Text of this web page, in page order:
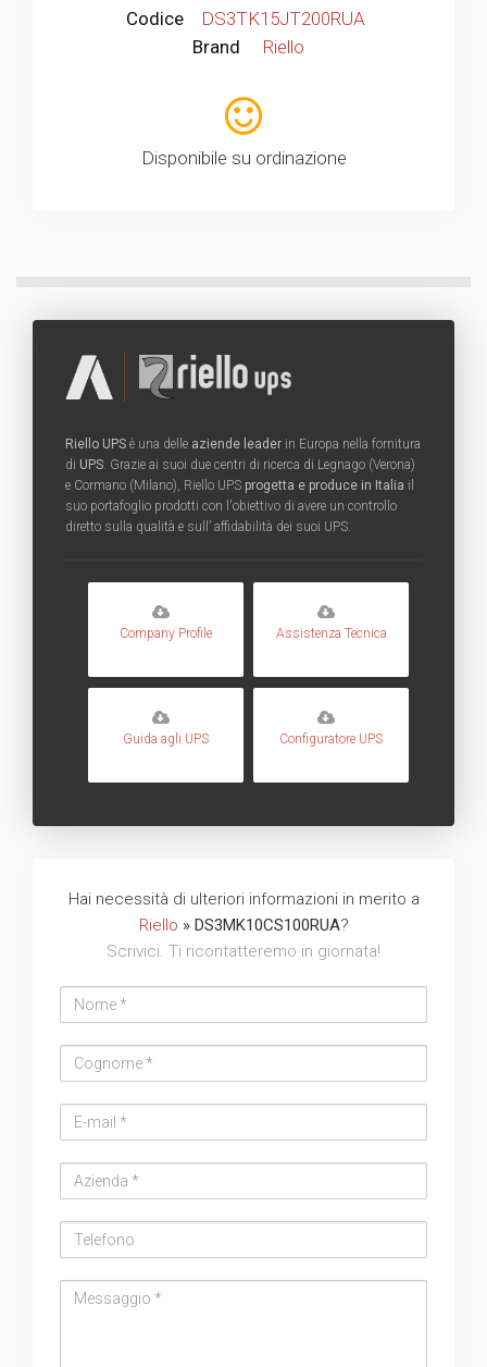
Codice
DS3TK15JT200RUA
Brand
Riello
Disponibile su ordinazione
Riello UPS è una delle aziende leader in Europa nella fornitura
di UPS. Grazie ai suoi due centri di ricerca di Legnago (Verona)
e Cormano (Milano), Riello UPS progetta e produce in Italia il
suo portafoglio prodotti con l'obiettivo di avere un controllo
diretto sulla qualità e sull’ affidabilità dei suoi UPS.
Company Profile Assistenza Tecnica
Guida agli UPS Configuratore UPS
Hai necessità di ulteriori informazioni in merito a
Riello » DS3MK10CS100RUA?
Scrivici. Ti ricontatteremo in giornata!
address